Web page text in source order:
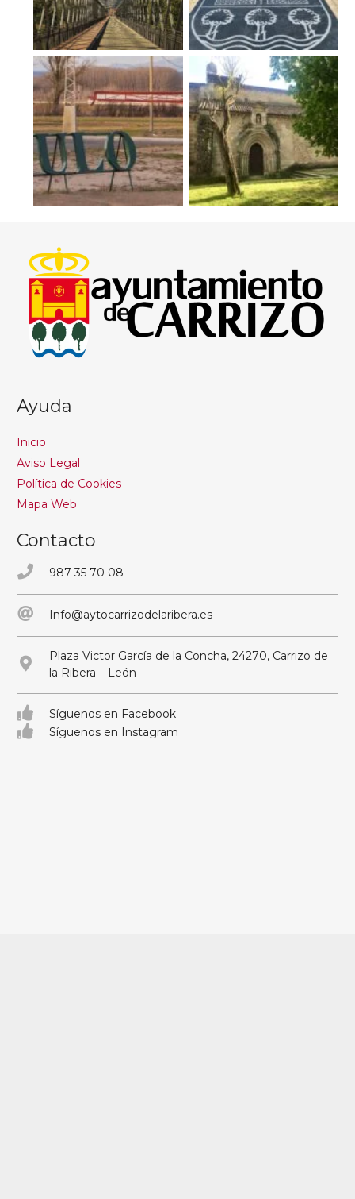
Ayuda
Inicio
Aviso Legal
Política de Cookies
Mapa Web
Contacto
987 35 70 08
Info@aytocarrizodelaribera.es
Plaza Victor García de la Concha, 24270, Carrizo de
la Ribera – León
Síguenos en Facebook
Síguenos en Instagram